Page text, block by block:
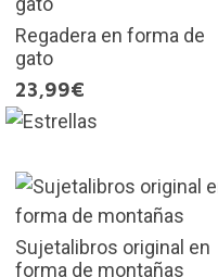
Regadera en forma de
gato
23,99€
Sujetalibros original en
forma de montañas